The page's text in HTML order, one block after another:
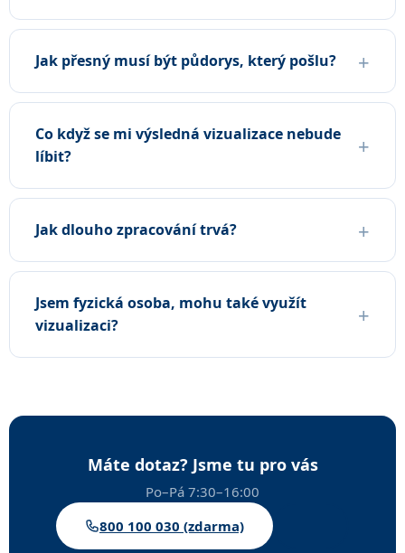
Jak přesný musí být půdorys, který pošlu?
Co když se mi výsledná vizualizace nebude
líbit?
Jak dlouho zpracování trvá?
Jsem fyzická osoba, mohu také využít
vizualizaci?
Máte dotaz? Jsme tu pro vás
Po–Pá 7:30–16:00
800 100 030 (zdarma)